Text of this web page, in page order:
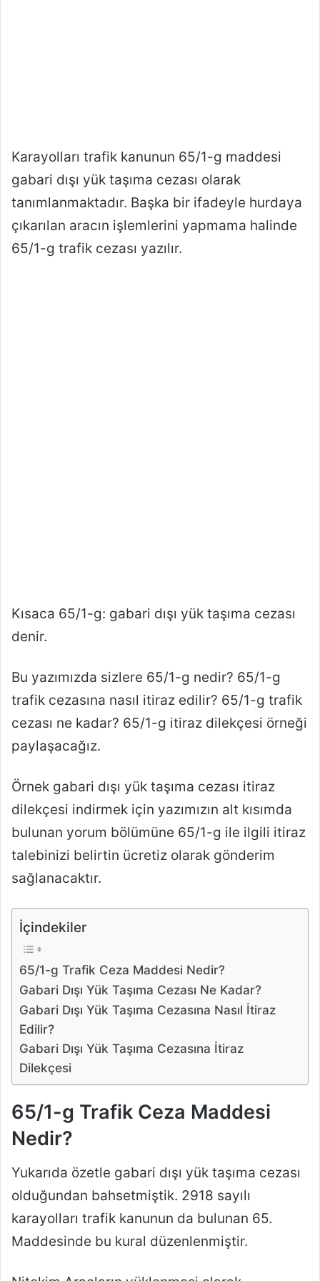
Karayolları trafik kanunun 65/1-g maddesi
gabari dışı yük taşıma cezası olarak
tanımlanmaktadır. Başka bir ifadeyle hurdaya
çıkarılan aracın işlemlerini yapmama halinde
65/1-g trafik cezası yazılır.
Kısaca 65/1-g: gabari dışı yük taşıma cezası
denir.
Bu yazımızda sizlere 65/1-g nedir? 65/1-g
trafik cezasına nasıl itiraz edilir? 65/1-g trafik
cezası ne kadar? 65/1-g itiraz dilekçesi örneği
paylaşacağız.
Örnek gabari dışı yük taşıma cezası itiraz
dilekçesi indirmek için yazımızın alt kısımda
bulunan yorum bölümüne 65/1-g ile ilgili itiraz
talebinizi belirtin ücretiz olarak gönderim
sağlanacaktır.
İçindekiler
65/1-g Trafik Ceza Maddesi Nedir?
Gabari Dışı Yük Taşıma Cezası Ne Kadar?
Gabari Dışı Yük Taşıma Cezasına Nasıl İtiraz
Edilir?
Gabari Dışı Yük Taşıma Cezasına İtiraz
Dilekçesi
65/1-g Trafik Ceza Maddesi
Nedir?
Yukarıda özetle gabari dışı yük taşıma cezası
olduğundan bahsetmiştik. 2918 sayılı
karayolları trafik kanunun da bulunan 65.
Maddesinde bu kural düzenlenmiştir.